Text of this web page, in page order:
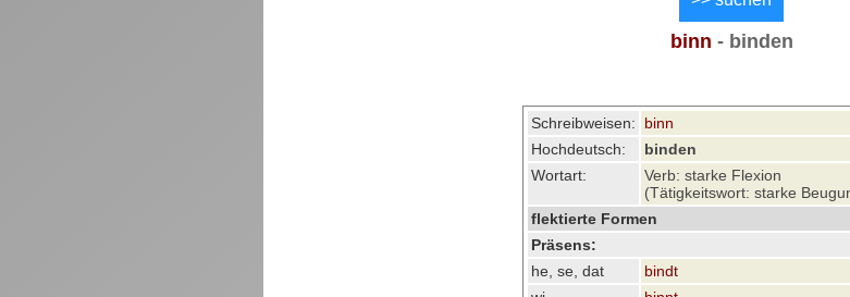
binn - binden
Schreibweisen:
binn
Hochdeutsch:
binden
Wortart:
Verb: starke Flexion
(Tätigkeitswort: starke
flektierte Formen
Präsens:
he, se, dat
bindt